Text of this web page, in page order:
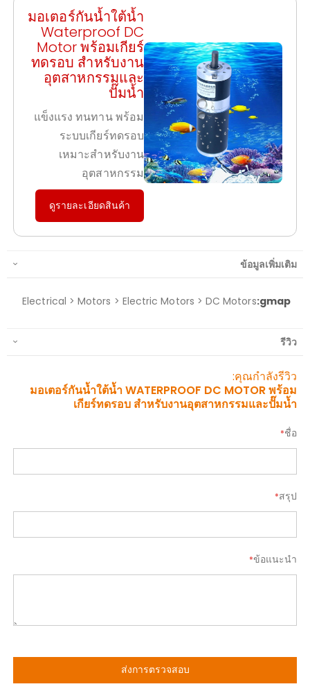
มอเตอร์กันน้ำใต้น้ำ
Waterproof DC
Motor พร้อมเกียร์
ทดรอบ สำหรับงาน
อุตสาหกรรมและ
ปั๊มน้ำ
แข็งแรง ทนทาน พร้อม
ระบบเกียร์ทดรอบ
เหมาะสำหรับงาน
อุตสาหกรรม
ดูรายละเอียดสินค้า
ข้อมูลเพิ่มเติม
พัฒนาการ 38 แขวง/เขต สวนหลวง กทม 10250
โทร 02-001-2108, 02-001-2130, 02-001-2190, 095-926-8841
มีข้อสงสัย?
02-001-2108
02-001-2130